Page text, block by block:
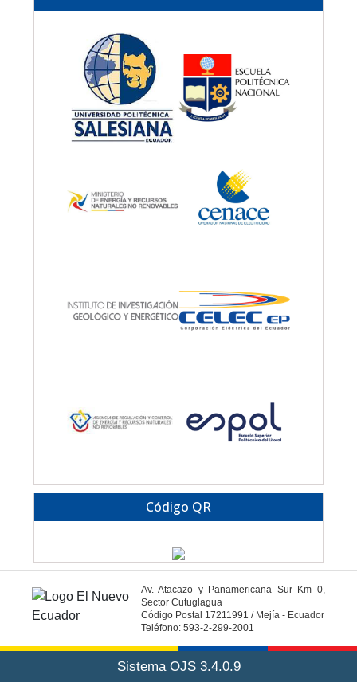
Código QR
Av. Atacazo y Panamericana Sur Km 0,
Sector Cutuglagua
Código Postal 17211991 / Mejía - Ecuador
Teléfono: 593-2-299-2001
Sistema OJS 3.4.0.9